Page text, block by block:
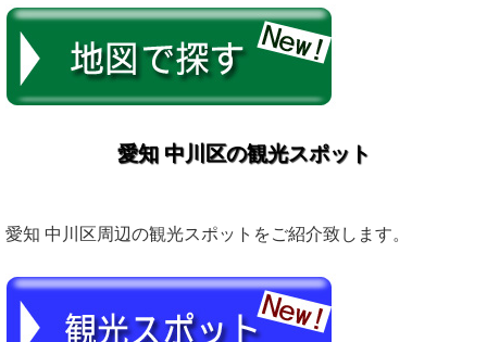
愛知 中川区の観光スポット
愛知 中川区周辺の観光スポットをご紹介致します。